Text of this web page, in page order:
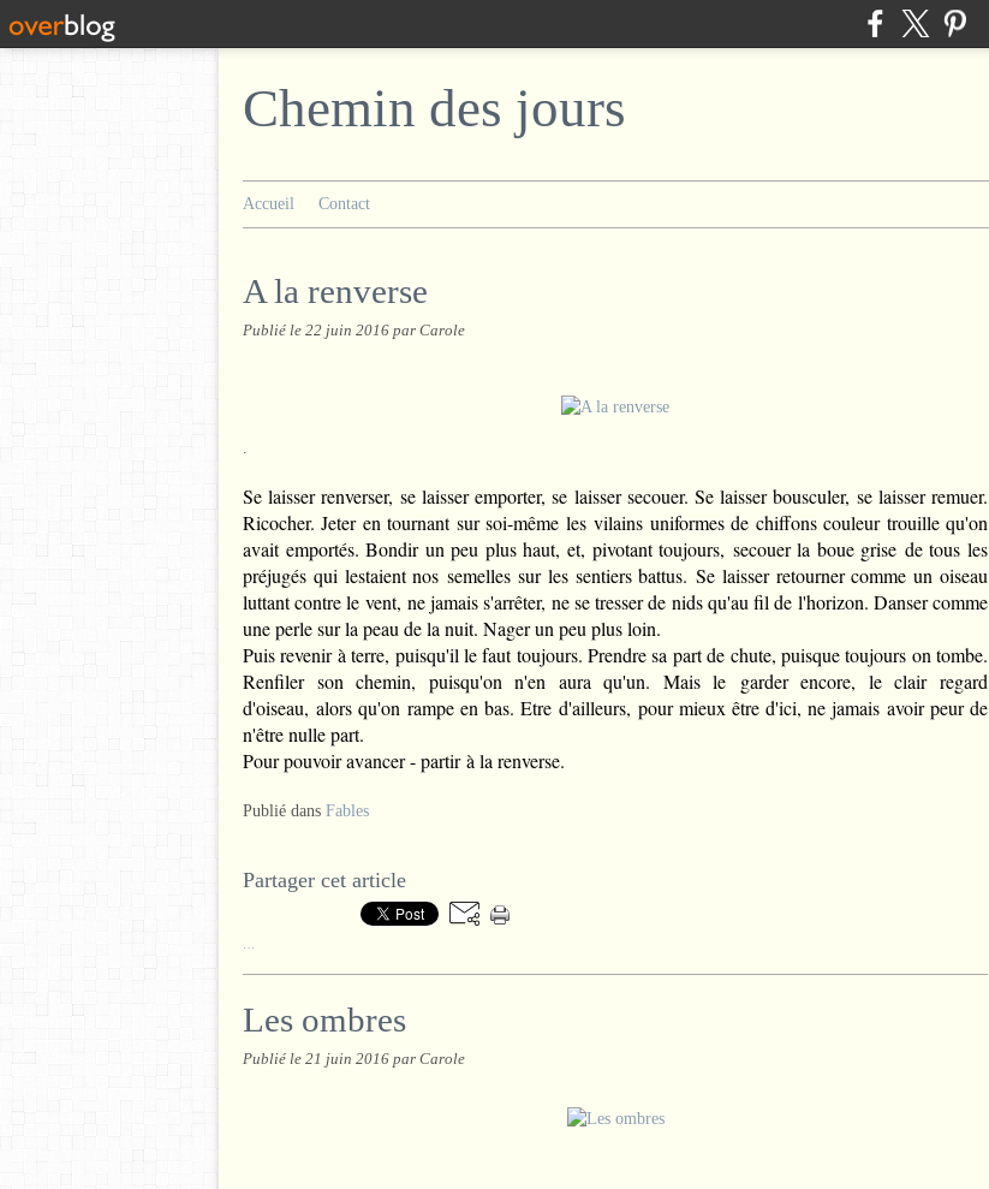
Chemin des jours
Accueil Contact
A la renverse
Publié le 22 juin 2016 par Carole
.
Se laisser renverser, se laisser emporter, se laisser secouer. Se laisser bousculer, se laisser remuer.
Ricocher. Jeter en tournant sur soi-même lesvilains uniformes de chiffons couleur trouille qu'on
avait emportés. Bondir un peu plus haut, et, pivotant toujours, secouer la boue grise de tous les
préjugés qui lestaient nos semelles sur les sentiers battus. Se laisser retourner comme un oiseau
luttant contre le vent, ne jamais s'arrêter, ne se tresser de nids qu'au fil de l'horizon. Danser comme
une perle sur la peau de la nuit. Nager un peu plus loin.
Puis revenir à terre, puisqu'il le faut toujours. Prendre sa part de chute, puisque toujours on tombe.
Renfiler son chemin, puisqu'on n'en aura qu'un. Mais le garder encore, le clair regard
d'oiseau, alors qu'on rampe en bas. Etre d'ailleurs, pour mieux être d'ici, ne jamais avoir peur de
n'être nulle part.
Pour pouvoir avancer - partir à la renverse.
Publié dans Fables
Partager cet article
Les ombres
Publié le 21 juin 2016 par Carole